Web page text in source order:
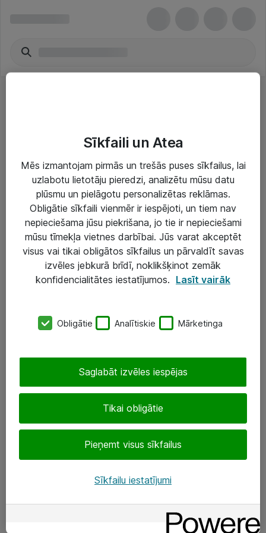
Risinājumi & Pakalpojumi
IT serviss un atbalsts
IT infrastruktūra
Darba vietu IT risinājumi
SIA „ATEA”
+(371) 67 81 90 50
eShop@atea.lv
Sekojiet mums
Sīkfaili un Atea
Mēs izmantojam pirmās un trešās puses sīkfailus, lai
uzlabotu lietotāju pieredzi, analizētu mūsu datu
plūsmu un pielāgotu personalizētas reklāmas.
Obligātie sīkfaili vienmēr ir iespējoti, un tiem nav
nepieciešama jūsu piekrišana, jo tie ir nepieciešami
mūsu tīmekļa vietnes darbībai. Jūs varat akceptēt
visus vai tikai obligātos sīkfailus un pārvaldīt savas
izvēles jebkurā brīdī, noklikšķinot zemāk
konfidencialitātes iestatījumos. Lasīt vairāk
Obligātie Analītiskie Mārketinga
Tikai obligātie
Pieņemt visus sīkfailus
Saglabāt izvēles iespējas
Sīkfailu iestatījumi